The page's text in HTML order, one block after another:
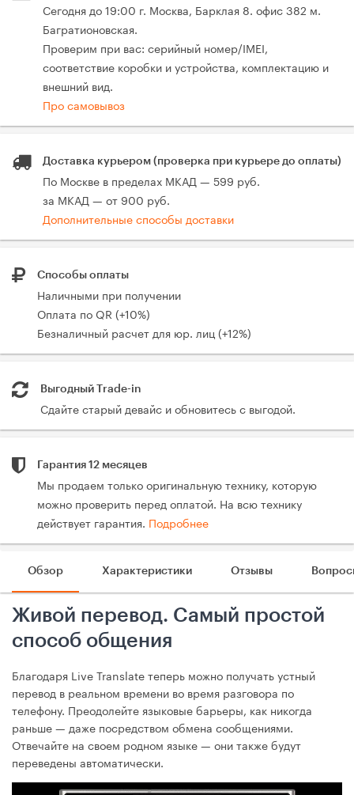
Сегодня до 19:00 г. Москва, Барклая 8. офис 382 м.
Багратионовская.
Проверим при вас: серийный номер/IMEI,
соответствие коробки и устройства, комплектацию и
внешний вид.
Про самовывоз
Доставка курьером (проверка при курьере до оплаты)
По Москве в пределах МКАД — 599 руб.
за МКАД — от 900 руб.
Дополнительные способы доставки
Способы оплаты
Наличными при получении
Оплата по QR (+10%)
Безналичный расчет для юр. лиц (+12%)
Выгодный Trade-in
Сдайте старый девайс и обновитесь с выгодой.
Гарантия 12 месяцев
Мы продаем только оригинальную технику, которую
можно проверить перед оплатой. На всю технику
действует гарантия. Подробнее
Обзор Характеристики Отзывы
Живой перевод. Самый простой
способ общения
Благодаря Live Translate теперь можно получать устный
перевод в реальном времени во время разговора по
телефону. Преодолейте языковые барьеры, как никогда
раньше — даже посредством обмена сообщениями.
Отвечайте на своем родном языке — они также будут
переведены автоматически.